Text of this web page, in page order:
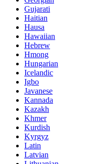
Gujarati
Haitian
Hausa
Hawaiian
Hebrew
Hmong
Hungarian
Icelandic
Igbo
Javanese
Kannada
Kazakh
Khmer
Kurdish
Kyrgyz
Latin
Latvian